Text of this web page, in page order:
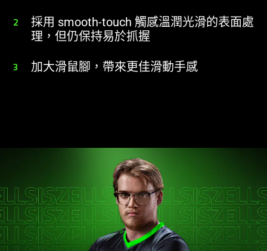
2
採用 smooth-touch 觸感溫潤光滑的表面處
理，但仍保持易於抓握
3 加大滑鼠腳，帶來更佳滑動手感